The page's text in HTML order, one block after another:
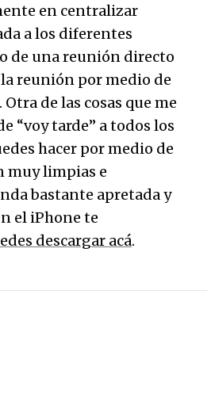
en centralizar
a los diferentes
de una reunión directo
reunión por medio de
de las cosas que me
“voy tarde” a todos los
hacer por medio de
muy limpias e
bastante apretada y
el iPhone te
descargar acá.